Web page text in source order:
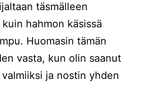
täsmälleen
hahmon käsissä
Huomasin tämän
vasta, kun olin saanut
ja nostin yhden